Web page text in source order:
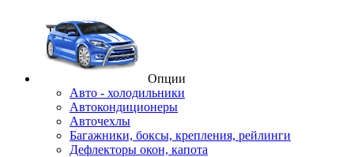
Опции
Авто - холодильники
Автокондиционеры
Авточехлы
Багажники, боксы, крепления, рейлинги
Дефлекторы окон, капота